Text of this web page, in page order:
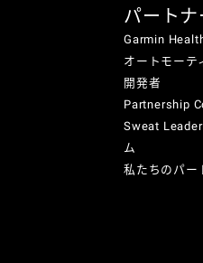
パート
Garmin
オートモーテ
開発者
Partnership
Sweat
ム
私たちのパー